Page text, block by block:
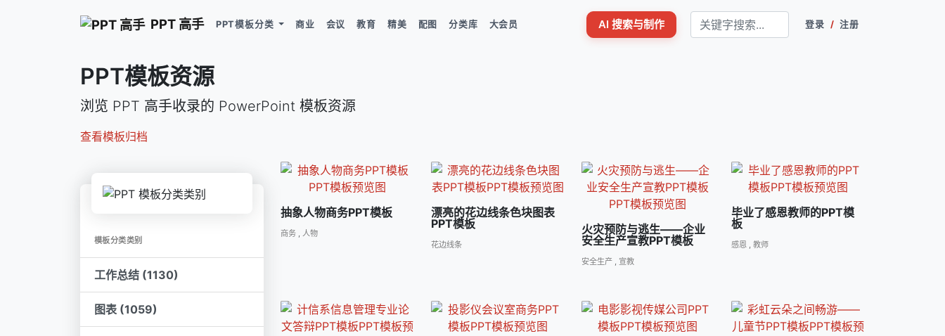
PPT 高手 PPT模板分类 商业 会议 教育 精美 配图 分类库 大会员 AI 搜索与制作 登录 / 注册
PPT模板资源
浏览 PPT 高手收录的 PowerPoint 模板资源
查看模板归档
模板分类类别
工作总结 (1130)
图表 (1059)
抽象人物商务PPT模板
商务 , 人物
漂亮的花边线条色块图表
PPT模板
花边线条
火灾预防与逃生――企业
安全生产宣教PPT模板
安全生产, 宣教
毕业了感恩教师的PPT模
板
感恩 ,教师